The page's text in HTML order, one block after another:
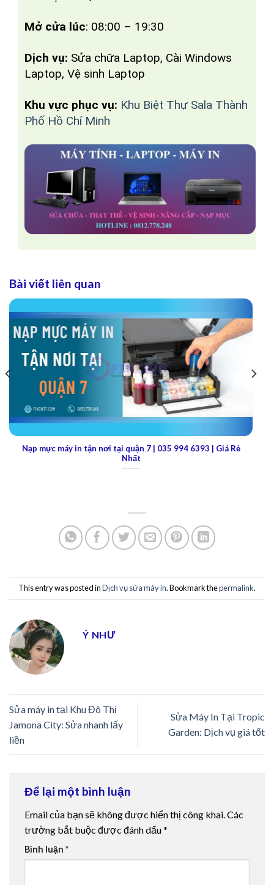
Mở cửa lúc: 08:00 – 19:30
Dịch vụ: Sửa chữa Laptop, Cài Windows
Laptop, Vệ sinh Laptop
Khu vực phục vụ: Khu Biệt Thự Sala Thành
Phố Hồ Chí Minh
Bài viết liên quan
Sửa máy in tại Sunview Town: Dịch vụ nhanh chóng đứng
đầu
This entry was posted inDịch vụ sửa máy in. Bookmark thepermalink.
Ý NHƯ
Sửa máy in tại Khu Đô Thị
Jamona City: Sửa nhanh lấy
liền
Sửa Máy In Tại Tropic
Garden: Dịch vụ giá tốt
Để lại một bình luận
Email của bạn sẽ không được hiển thị công khai. Các
trường bắt buộc được đánh dấu*
Bình luận *